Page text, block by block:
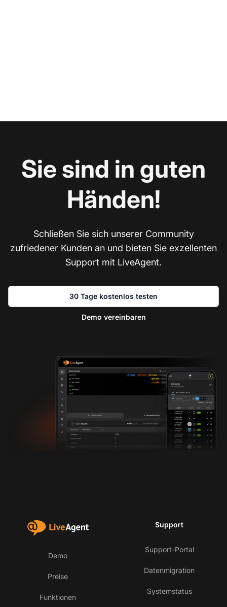
Sie sind in guten
Händen!
Schließen Sie sich unserer Community
zufriedener Kunden an und bieten Sie exzellenten
Support mit LiveAgent.
30 Tage kostenlos testen
Demo vereinbaren
Demo
Preise
Funktionen
Support
Support-Portal
Datenmigration
Systemstatus